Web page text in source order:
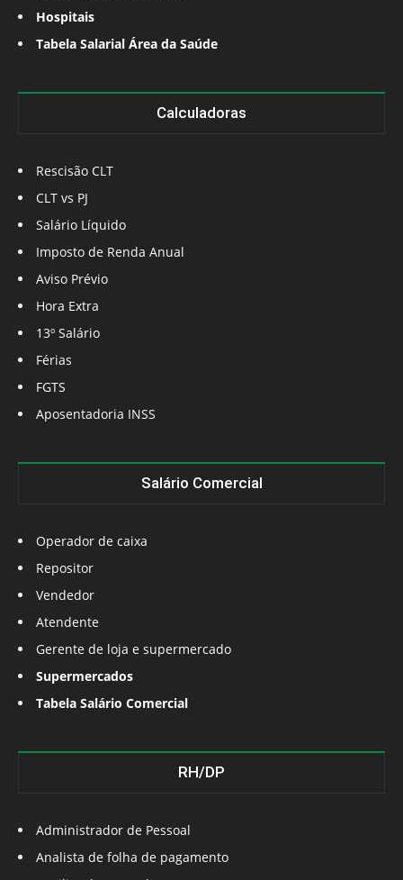
Hospitais
Tabela Salarial Área da Saúde
Calculadoras
Rescisão CLT
CLT vs PJ
Salário Líquido
Imposto de Renda Anual
Aviso Prévio
Hora Extra
13º Salário
Férias
FGTS
Aposentadoria INSS
Salário Comercial
Operador de caixa
Repositor
Vendedor
Atendente
Gerente de loja e supermercado
Supermercados
Tabela Salário Comercial
RH/DP
Administrador de Pessoal
Analista de folha de pagamento